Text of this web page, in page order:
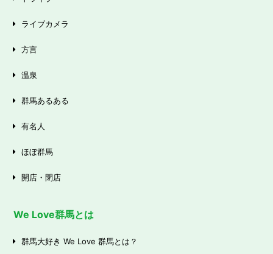
ライブカメラ
方言
温泉
群馬あるある
有名人
ほぼ群馬
開店・閉店
We Love群馬とは
群馬大好き We Love 群馬とは？